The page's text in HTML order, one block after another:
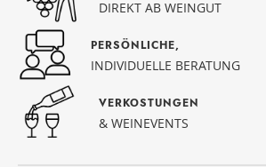
DIREKT AB WEINGUT
PERSÖNLICHE,
INDIVIDUELLE BERATUNG
VERKOSTUNGEN
& WEINEVENTS